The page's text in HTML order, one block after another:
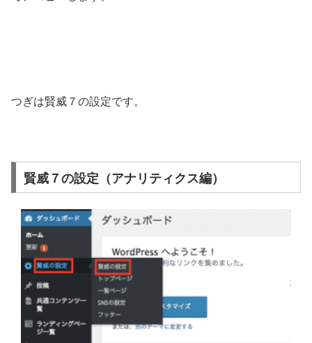
つぎは賢威７の設定です。
賢威７の設定（アナリティクス編）